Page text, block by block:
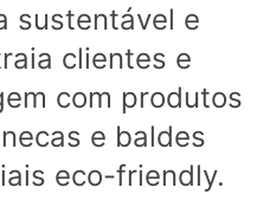
sustentável e
clientes e
com produtos
e baldes
eco-friendly.